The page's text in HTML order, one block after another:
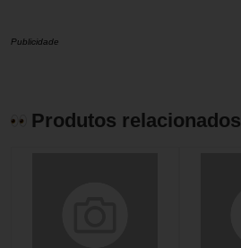
Publicidade
Produtos relacionados